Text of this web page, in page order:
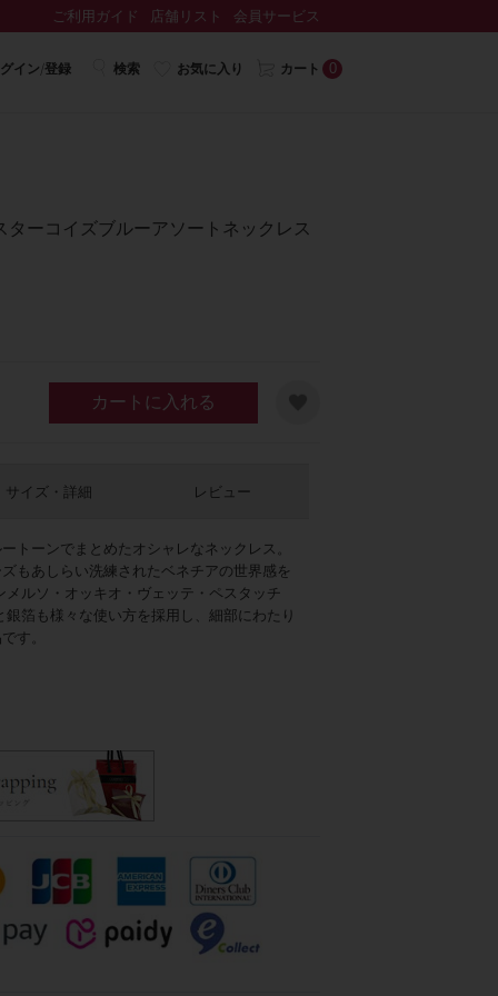
ご利用ガイド 店舗リスト 会員サービス
イン/登録 検索 お気に入り カート 0
ーコイズブルーアソートネックレス
カートに入れる
トーンでまとめたオシャレなネックレス。
もあしらい洗練されたベネチアの世界感を
ルソ・オッキオ・ヴェッテ・ペスタッチ
箔も様々な使い方を採用し、細部にわたり
す。
サイズ・詳細 レビュー